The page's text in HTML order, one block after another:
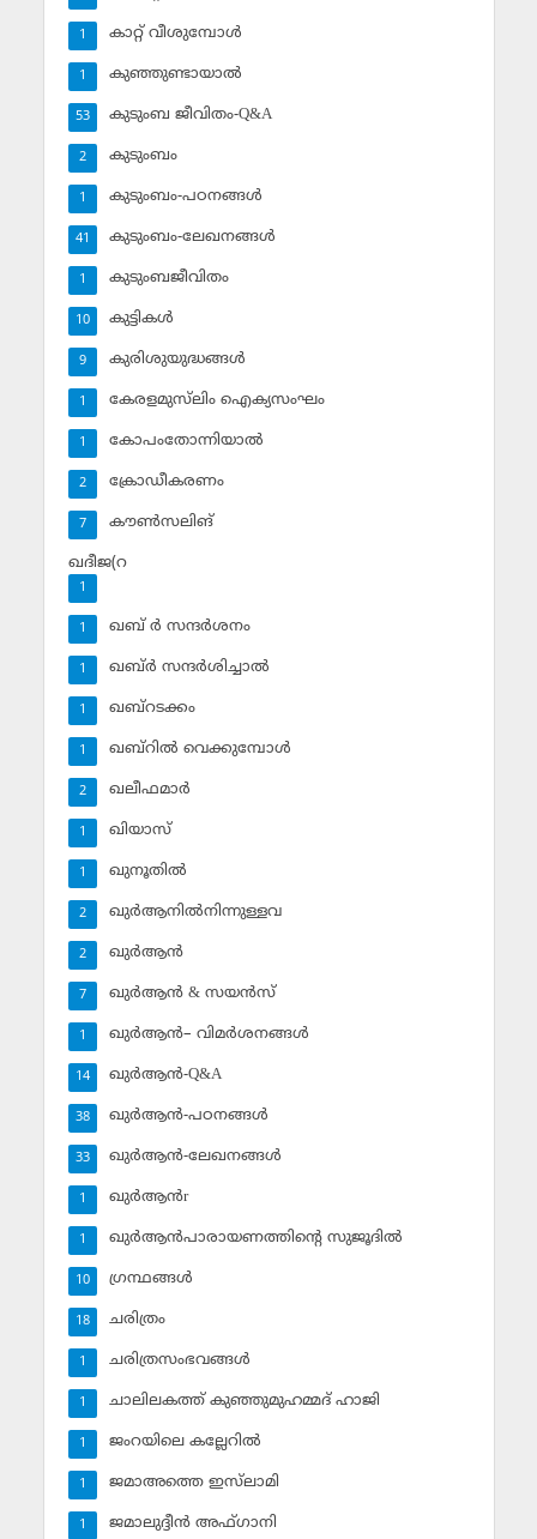
കാറ്റ് വീശുമ്പോള്‍
1
കുഞ്ഞുണ്ടായാല്‍
1
കുടുംബ ജീവിതം-Q&A
53
കുടുംബം
2
കുടുംബം-പഠനങ്ങള്‍
1
കുടുംബം-ലേഖനങ്ങള്‍
41
കുടുംബജീവിതം
1
കുട്ടികള്‍
10
കുരിശുയുദ്ധങ്ങള്‍
9
കേരളമുസ്‌ലിം ഐക്യസംഘം
1
കോപംതോന്നിയാല്‍
1
ക്രോഡീകരണം
2
കൗണ്‍സലിങ്‌
7
ഖദീജ(റ
1
ഖബ് ര്‍ സന്ദര്‍ശനം
1
ഖബ്ര്‍ സന്ദര്‍ശിച്ചാല്‍
1
ഖബ്‌റടക്കം
1
ഖബ്‌റില്‍ വെക്കുമ്പോള്‍
1
ഖലീഫമാര്‍
2
ഖിയാസ്
1
ഖുനൂതില്‍
1
ഖുര്‍ആനില്‍നിന്നുള്ളവ
2
ഖുര്‍ആന്‍
2
ഖുര്‍ആന്‍ & സയന്‍സ്‌
7
ഖുര്‍ആന്‍– വിമര്‍ശനങ്ങള്‍
1
ഖുര്‍ആന്‍-Q&A
14
ഖുര്‍ആന്‍-പഠനങ്ങള്‍
38
ഖുര്‍ആന്‍-ലേഖനങ്ങള്‍
33
ഖുര്‍ആന്‍r
1
ഖുര്‍ആന്‍പാരായണത്തിന്റെ സുജൂദില്‍
1
ഗ്രന്ഥങ്ങള്‍
10
ചരിത്രം
18
ചരിത്രസംഭവങ്ങള്‍
1
ചാലിലകത്ത് കുഞ്ഞുമുഹമ്മദ് ഹാജി
1
ജംറയിലെ കല്ലേറില്‍
1
ജമാഅത്തെ ഇസ്‌ലാമി
1
ജമാലുദ്ദീന്‍ അഫ്ഗാനി
1